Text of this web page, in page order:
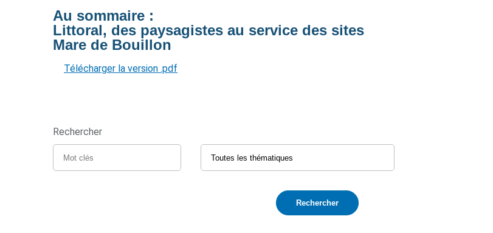
Au sommaire :
Littoral, des paysagistes au service des sites
Mare de Bouillon
Télécharger la version .pdf
Rechercher